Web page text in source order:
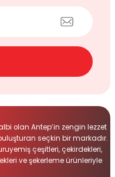
olan Antep’in zengin lezzet
seçkin bir markadır.
çeşitleri, çekirdekleri,
ve şekerleme ürünleriyle